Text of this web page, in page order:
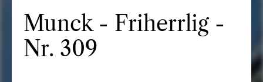
Munck - Friherrlig -
Nr. 309